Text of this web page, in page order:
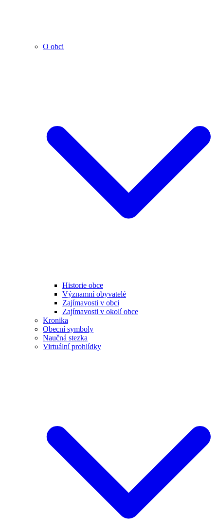
O obci
Historie obce
Významní obyvatelé
Zajímavosti v obci
Zajímavosti v okolí obce
Kronika
Obecní symboly
Naučná stezka
Virtuální prohlídky